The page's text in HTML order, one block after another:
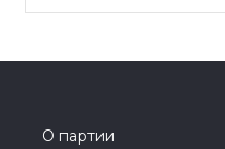
О партии